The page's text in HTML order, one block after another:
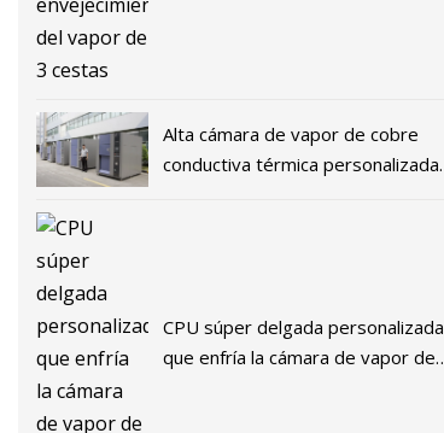
Alta cámara de vapor de cobre
conductiva térmica personalizada
CPU súper delgada personalizada
que enfría la cámara de vapor de